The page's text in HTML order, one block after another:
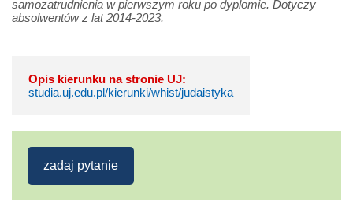
samozatrudnienia w pierwszym roku po dyplomie. Dotyczy
absolwentów z lat 2014-2023.
Opis kierunku na stronie UJ:
studia.uj.edu.pl/kierunki/whist/judaistyka
zadaj pytanie